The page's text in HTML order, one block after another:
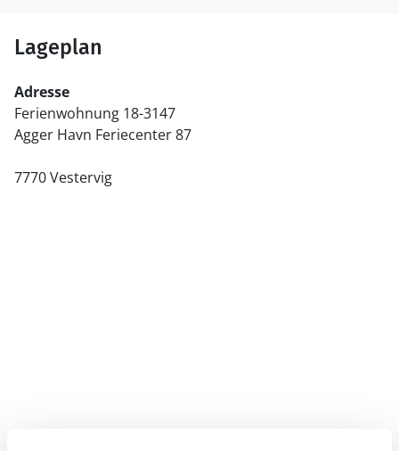
Lageplan
Adresse
Ferienwohnung 18-3147
Agger Havn Feriecenter 87
7770 Vestervig